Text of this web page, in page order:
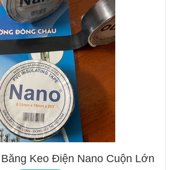
Keo Điện Nano Cuộn Lớn